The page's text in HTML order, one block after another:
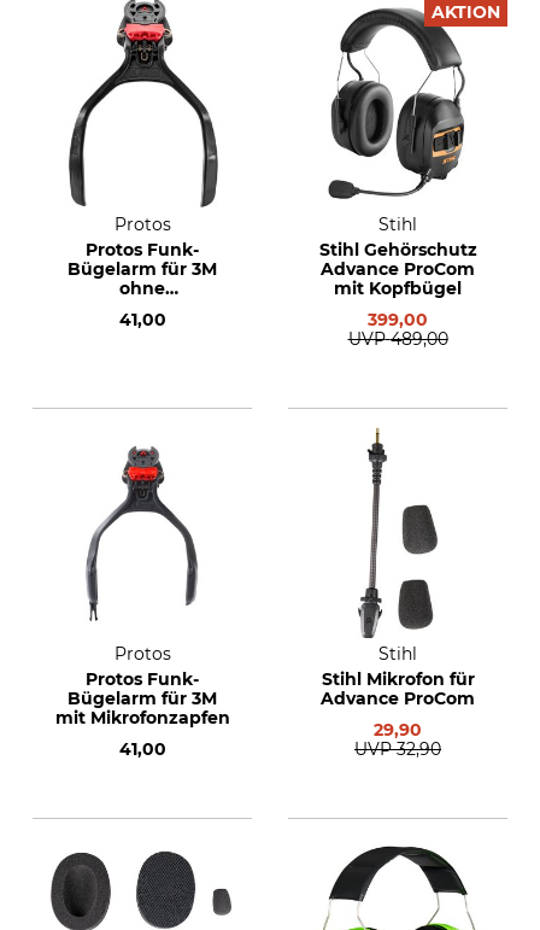
Protos
Protos Funk-
Bügelarm für 3M
ohne
41,00
AKTION
Stihl
Stihl Gehörschutz
Advance ProCom
mit Kopfbügel
399,00
UVP 489,00
Protos
Protos Funk-
Bügelarm für 3M
mit Mikrofonzapfen
41,00
Stihl
Stihl Mikrofon für
Advance ProCom
29,90
UVP 32,90